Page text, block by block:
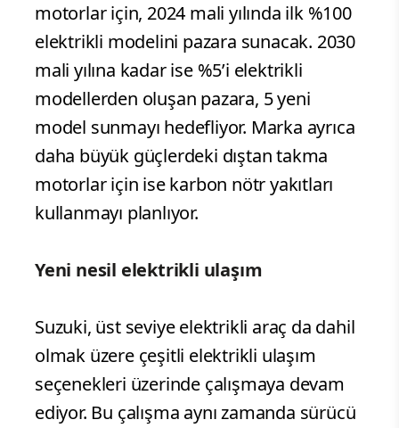
motorlar için, 2024 mali yılında ilk %100
elektrikli modelini pazara sunacak. 2030
mali yılına kadar ise %5’i elektrikli
modellerden oluşan pazara, 5 yeni
model sunmayı hedefliyor. Marka ayrıca
daha büyük güçlerdeki dıştan takma
motorlar için ise karbon nötr yakıtları
kullanmayı planlıyor.
Yeni nesil elektrikli ulaşım
Suzuki, üst seviye elektrikli araç da dahil
olmak üzere çeşitli elektrikli ulaşım
seçenekleri üzerinde çalışmaya devam
ediyor. Bu çalışma aynı zamanda sürücü